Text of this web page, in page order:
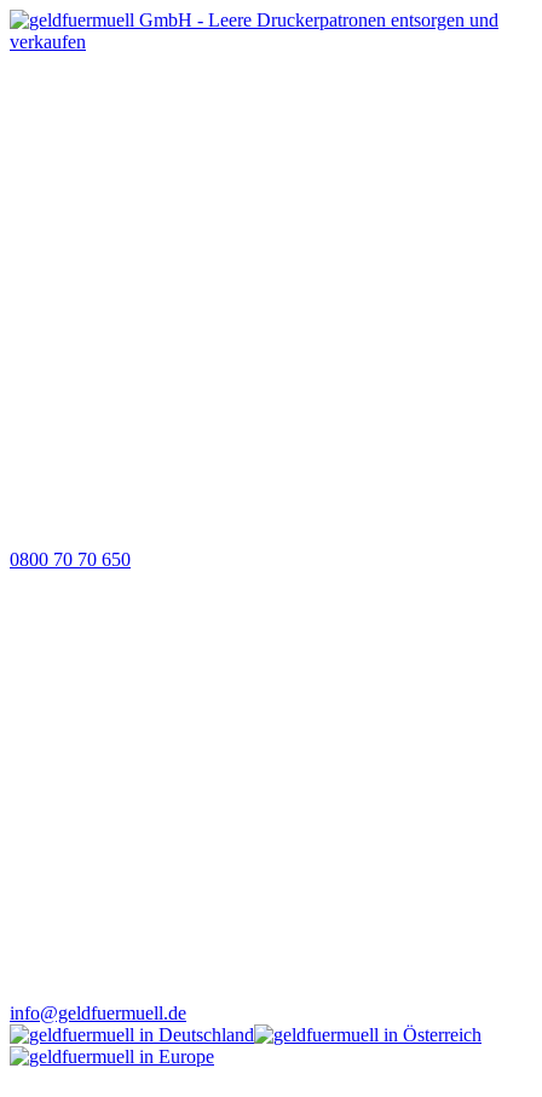
0800 70 70 650
info@geldfuermuell.de